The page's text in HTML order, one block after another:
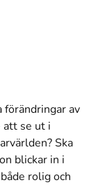
förändringar av
att se ut i
Ska
blickar in i
rolig och